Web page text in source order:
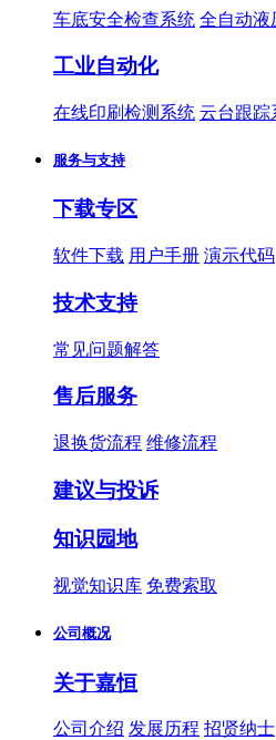
车底安全检查系统 全自动液
工业自动化
在线印刷检测系统 云台跟踪
服务与支持
下载专区
软件下载 用户手册 演示代码
技术支持
常见问题解答
售后服务
退换货流程 维修流程
建议与投诉
知识园地
视觉知识库 免费索取
公司概况
关于嘉恒
公司介绍 发展历程 招贤纳士